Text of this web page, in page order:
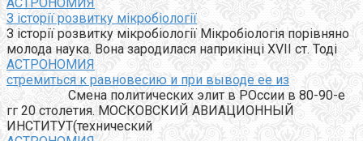
З історії розвитку мікробіології
З історії розвитку мікробіології Мікробіологія порівняно
молода наука. Вона зародилася наприкінці XVII ст. Тоді
АСТРОНОМИЯ
стремиться к равновесию и при выводе ее из
Смена политических элит в РОссии в 80-90-е
гг 20 столетия. МОСКОВСКИЙ АВИАЦИОННЫЙ
ИНСТИТУТ(технический